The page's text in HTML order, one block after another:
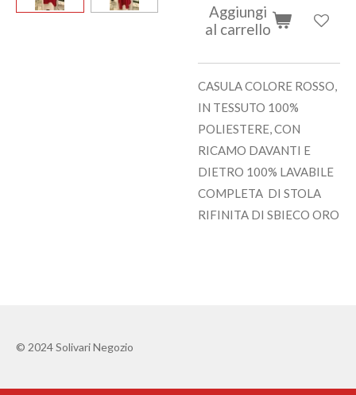
Aggiungi
al carrello
CASULA COLORE ROSSO,
IN TESSUTO 100%
POLIESTERE, CON
RICAMO DAVANTI E
DIETRO 100% LAVABILE
COMPLETA DI STOLA
RIFINITA DI SBIECO ORO
© 2024 Solivari Negozio